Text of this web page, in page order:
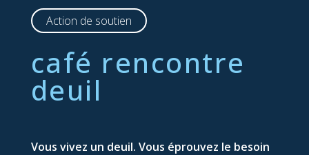
Action de soutien
café rencontre
deuil
Vous vivez un deuil. Vous éprouvez le besoin